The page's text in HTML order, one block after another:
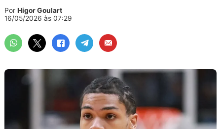
Por Higor Goulart
16/05/2026 às 07:29